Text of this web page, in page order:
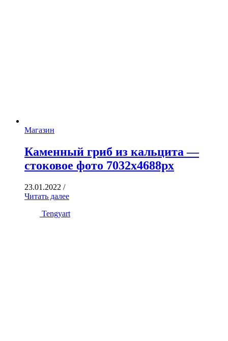
Магазин
Каменный гриб из кальцита —
стоковое фото 7032х4688px
23.01.2022 /
Читать далее
Tengyart